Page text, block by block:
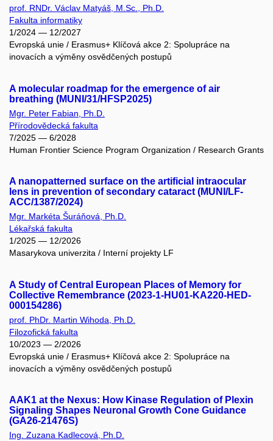
prof. RNDr. Václav Matyáš, M.Sc., Ph.D.
Fakulta informatiky
1/2024 — 12/2027
Evropská unie / Erasmus+ Klíčová akce 2: Spolupráce na
inovacích a výměny osvědčených postupů
A molecular roadmap for the emergence of air
breathing (MUNI/31/HFSP2025)
Mgr. Peter Fabian, Ph.D.
Přírodovědecká fakulta
7/2025 — 6/2028
Human Frontier Science Program Organization / Research Grants
A nanopatterned surface on the artificial intraocular
lens in prevention of secondary cataract (MUNI/LF-
ACC/1387/2024)
Mgr. Markéta Šuráňová, Ph.D.
Lékařská fakulta
1/2025 — 12/2026
Masarykova univerzita / Interní projekty LF
A Study of Central European Places of Memory for
Collective Remembrance (2023-1-HU01-KA220-HED-
000154286)
prof. PhDr. Martin Wihoda, Ph.D.
Filozofická fakulta
10/2023 — 2/2026
Evropská unie / Erasmus+ Klíčová akce 2: Spolupráce na
inovacích a výměny osvědčených postupů
AAK1 at the Nexus: How Kinase Regulation of Plexin
Signaling Shapes Neuronal Growth Cone Guidance
(GA26-21476S)
Ing. Zuzana Kadlecová, Ph.D.